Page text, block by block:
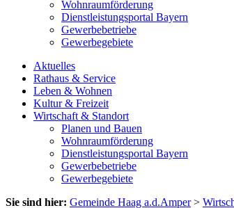
Wohnraumförderung
Dienstleistungsportal Bayern
Gewerbebetriebe
Gewerbegebiete
Aktuelles
Rathaus & Service
Leben & Wohnen
Kultur & Freizeit
Wirtschaft & Standort
Planen und Bauen
Wohnraumförderung
Dienstleistungsportal Bayern
Gewerbebetriebe
Gewerbegebiete
Sie sind hier: Gemeinde Haag a.d.Amper>